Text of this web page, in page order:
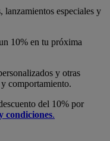
lanzamientos especiales y
10% en tu próxima
y otras
y comportamiento.
del 10% por
condiciones.